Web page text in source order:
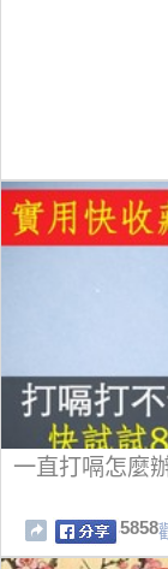
一直打嗝怎麼
5858